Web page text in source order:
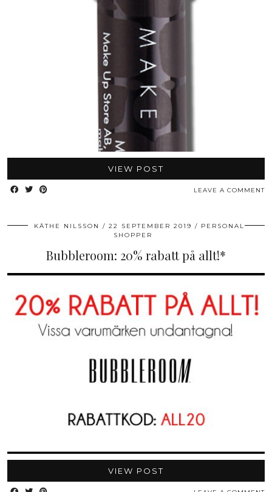
VIEW POST
LEAVE A COMMENT
KÄTHE NILSSON 22 SEPTEMBER 2019
PERSONAL
SHOPPER
Bubbleroom: 20% rabatt på allt!*
VIEW POST